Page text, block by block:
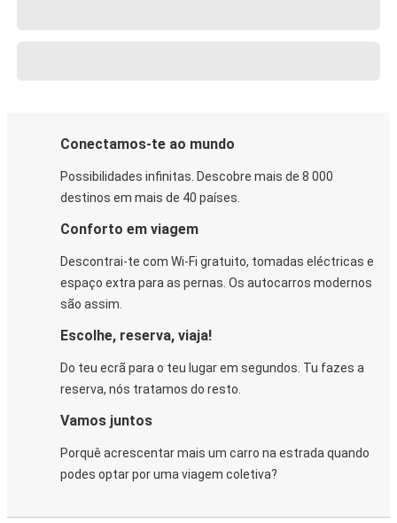
Conectamos-te ao mundo
Possibilidades infinitas. Descobre mais de 8 000
destinos em mais de 40 países.
Conforto em viagem
Descontrai-te com Wi-Fi gratuito, tomadas eléctricas e
espaço extra para as pernas. Os autocarros modernos
são assim.
Escolhe, reserva, viaja!
Do teu ecrã para o teu lugar em segundos. Tu fazes a
reserva, nós tratamos do resto.
Vamos juntos
Porquê acrescentar mais um carro na estrada quando
podes optar por uma viagem coletiva?